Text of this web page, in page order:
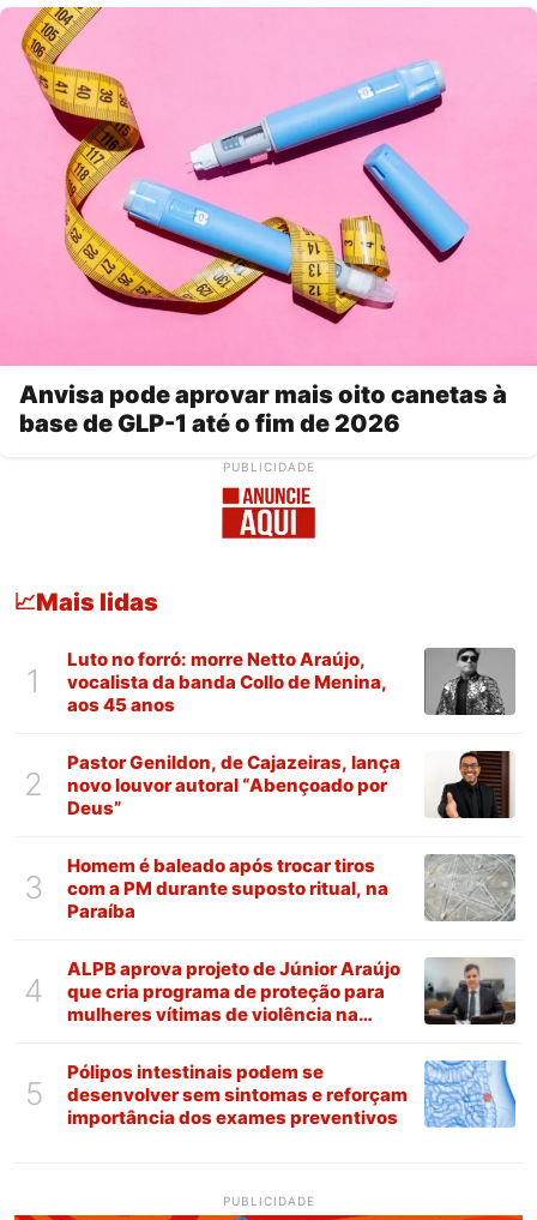
Anvisa pode aprovar mais oito canetas à
base de GLP-1 até o fim de 2026
PUBLICIDADE
📈Mais lidas
1
Luto no forró: morre Netto Araújo,
vocalista da banda Collo de Menina,
aos 45 anos
2
Pastor Genildon, de Cajazeiras, lança
novo louvor autoral “Abençoado por
Deus”
3
Homem é baleado após trocar tiros
com a PM durante suposto ritual, na
Paraíba
4
ALPB aprova projeto de Júnior Araújo
que cria programa de proteção para
mulheres vítimas de violência na
5
Pólipos intestinais podem se
desenvolver sem sintomas e reforçam
importância dos exames preventivos
PUBLICIDADE